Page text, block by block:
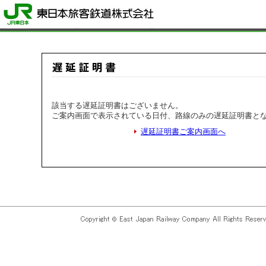
該当する遅延証明書はございません。
ご案内画面で表示されている日付、路線のみの遅延証明書と
遅延証明書ご案内画面へ